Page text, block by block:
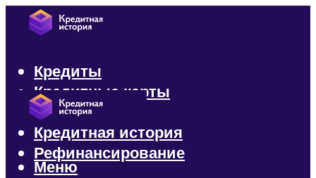
Кредиты
Кредитные карты
Микрозаймы
Кредитная история
Рефинансирование
Меню